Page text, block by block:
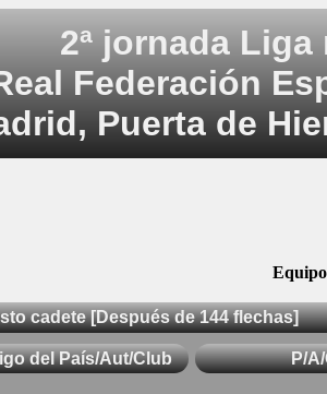
2ª jornada
Federación
Puerta de
Equipo
cadete [Después de 144 flechas]
del País/Aut/Club P/